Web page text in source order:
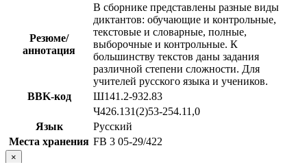
Резюме/
аннотация
В сборнике представлены разные виды
диктантов: обучающие и контрольные,
текстовые и словарные, полные,
выборочные и контрольные. К
большинству текстов даны задания
различной степени сложности. Для
учителей русского языка и учеников.
BBK-код
Ш141.2-932.83
Ч426.131(2)53-254.11,0
Язык
Русский
Места хранения FB 3 05-29/422
×